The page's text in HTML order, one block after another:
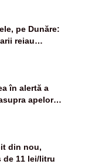
pe Dunăre:
reiau
în alertă a
apelor
două F-16
din nou,
de 11 lei/litru